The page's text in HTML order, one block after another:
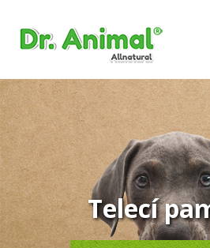
Telecí